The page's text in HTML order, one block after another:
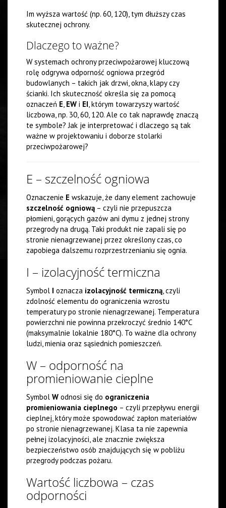
Im wyższa wartość (np. 60, 120), tym dłuższy czas
skutecznej ochrony.
Dlaczego to ważne?
W systemach ochrony przeciwpożarowej kluczową
rolę odgrywa odporność ogniowa przegród
budowlanych – takich jak drzwi, okna, klapy czy
ścianki. Ich skuteczność określa się za pomocą
oznaczeń E EW i EI , którym towarzyszy wartość
liczbowa, np. 30, 60, 120. Ale co tak naprawdę znaczą
te symbole? Jak je interpretować i dlaczego są tak
ważne w projektowaniu i doborze stolarki
przeciwpożarowej?
E – szczelność ogniowa
Oznaczenie E wskazuje, że dany element zachowuje
szczelność ogniową – czyli nie przepuszcza
płomieni, gorących gazów ani dymu z jednej strony
przegrody na drugą. Taki produkt nie zapali się po
stronie nienagrzewanej przez określony czas, co
zapobiega dalszemu rozprzestrzenianiu się ognia.
I – izolacyjność termiczna
Symbol I oznacza izolacyjność termiczną , czyli
zdolność elementu do ograniczenia wzrostu
temperatury po stronie nienagrzewanej. Temperatura
powierzchni nie powinna przekroczyć średnio 140°C
(maksymalnie lokalnie 180°C). To ważne dla ochrony
ludzi, mienia oraz sąsiednich pomieszczeń.
W – odporność na
promieniowanie cieplne
Symbol W odnosi się do ograniczenia
promieniowania cieplnego – czyli przepływu energii
cieplnej, który może spowodować zapłon materiałów
po stronie nienagrzewanej. Klasa ta nie zapewnia
pełnej izolacyjności, ale znacznie zwiększa
bezpieczeństwo osób znajdujących się w pobliżu
przegrody podczas pożaru.
Wartość liczbowa – czas
odporności